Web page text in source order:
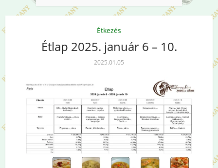
Étkezés
Étlap 2025. január 6 – 10.
2025.01.05